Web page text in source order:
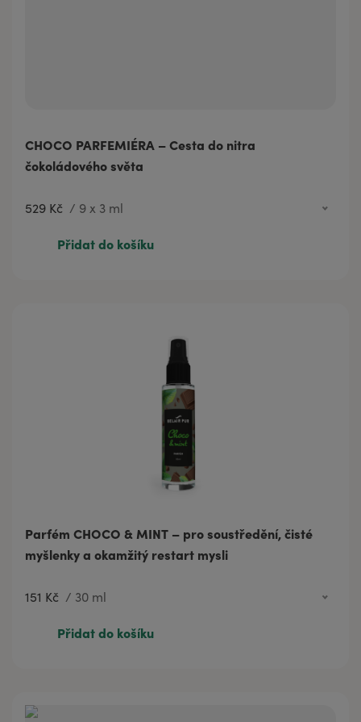
CHOCO PARFEMIÉRA – Cesta do nitra
čokoládového světa
529 Kč / 9 x 3 ml
Přidat do košíku
Parfém CHOCO & MINT – pro soustředění, čisté
myšlenky a okamžitý restart mysli
151 Kč / 30 ml
151 Kč
30 ml
Přidat do košíku